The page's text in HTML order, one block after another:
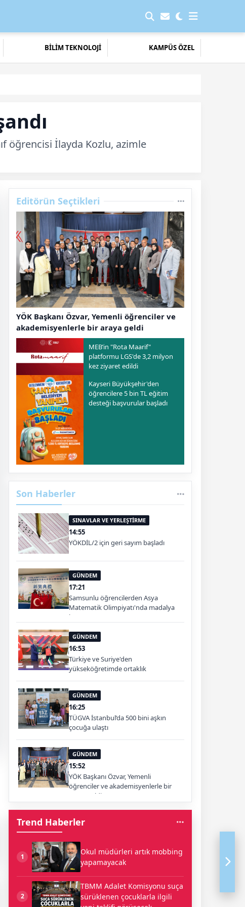
BİLİM TEKNOLOJİ KAMPÜS ÖZEL
öğrencisi İlayda Kozlu, azimle
Editörün Seçtikleri
YÖK Başkanı Özvar, Yemenli öğrenciler ve
akademisyenlerle bir araya geldi
MEB’in "Rota Maarif"
platformu LGS'de 3,2 milyon
kez ziyaret edildi
Kayseri Büyükşehir'den
öğrencilere 5 bin TL eğitim
desteği başvurular başladı
Son Haberler
SINAVLAR VE YERLEŞTİRME
14:55
YÖKDİL/2 için geri sayım başladı
GÜNDEM
17:21
Samsunlu öğrencilerden Asya
Matematik Olimpiyatı'nda madalya
başarısı
GÜNDEM
16:53
Türkiye ve Suriye'den
yükseköğretimde ortaklık
GÜNDEM
16:25
TÜGVA İstanbul’da 500 bini aşkın
çocuğa ulaştı
GÜNDEM
15:52
YÖK Başkanı Özvar, Yemenli
öğrenciler ve akademisyenlerle bir
araya geldi
Trend Haberler
1
Okul müdürleri artık mobbing
yapamayacak
2
TBMM Adalet Komisyonu suça
sürüklenen çocuklarla ilgili